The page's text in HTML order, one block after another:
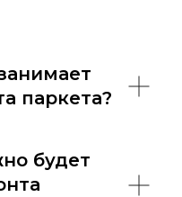
паркета?
будет